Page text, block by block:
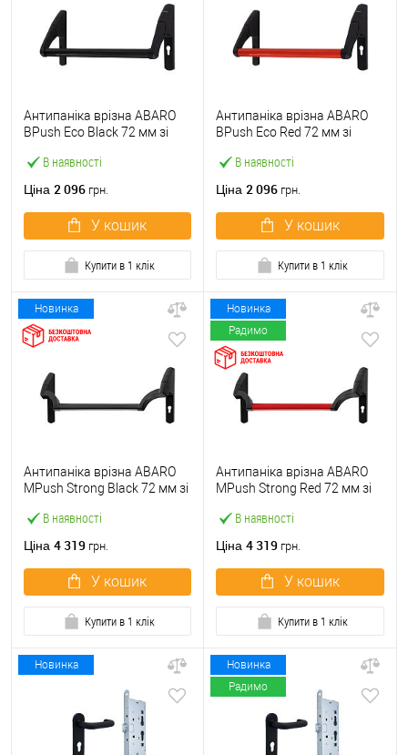
В наявності
Антипаніка врізна ABARO
BPush Eco Black 72 мм зі
Ціна 2 096 грн.
У кошик
Купити в 1 клік
В наявності
Антипаніка врізна ABARO
BPush Eco Red 72 мм зі
Ціна 2 096 грн.
У кошик
Купити в 1 клік
Новинка
В наявності
Антипаніка врізна ABARO
МPush Strong Black 72 мм зі
Ціна 4 319 грн.
У кошик
Купити в 1 клік
Новинка
Радимо
В наявності
Антипаніка врізна ABARO
МPush Strong Red 72 мм зі
Ціна 4 319 грн.
У кошик
Купити в 1 клік
Новинка
Новинка
Радимо